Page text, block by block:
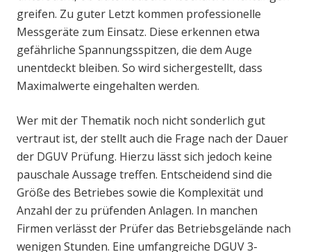
greifen. Zu guter Letzt kommen professionelle
Messgeräte zum Einsatz. Diese erkennen etwa
gefährliche Spannungsspitzen, die dem Auge
unentdeckt bleiben. So wird sichergestellt, dass
Maximalwerte eingehalten werden.
Wer mit der Thematik noch nicht sonderlich gut
vertraut ist, der stellt auch die Frage nach der Dauer
der DGUV Prüfung. Hierzu lässt sich jedoch keine
pauschale Aussage treffen. Entscheidend sind die
Größe des Betriebes sowie die Komplexität und
Anzahl der zu prüfenden Anlagen. In manchen
Firmen verlässt der Prüfer das Betriebsgelände nach
wenigen Stunden. Eine umfangreiche DGUV 3-